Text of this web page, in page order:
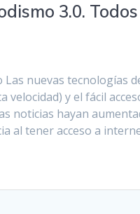
3.0.
Las nuevas tecnologías
velocidad) y el fácil
noticias hayan
al tener acceso a